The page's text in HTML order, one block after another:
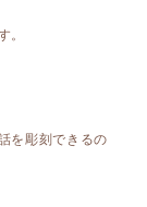
。
を彫刻できるの